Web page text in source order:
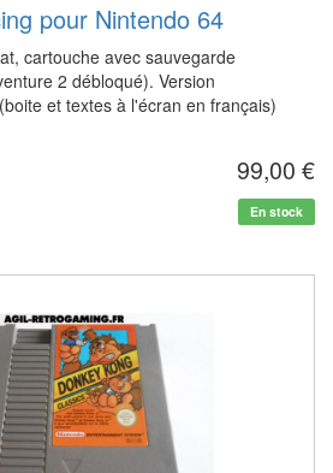
pour Nintendo 64
cartouche avec sauvegarde
2 débloqué). Version
et textes à l'écran en français)
99,00 €
En stock